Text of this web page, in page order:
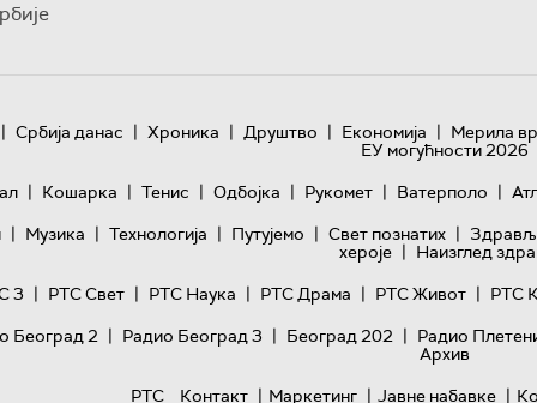
| Србија данас | Хроника | Друштво | Економија | Мерила
ЕУ могућности 2026
| Кошарка | Тенис | Одбојка | Рукомет | Ватерполо |
| Музика | Технологијa | Путујемо | Свет познатих |
хероје | Наизглед
3 | РТС Свет | РТС Наука | РТС Драма | РТС Живот | РТС
Београд 2 | Радио Београд 3 | Београд 202 | Радио
Архив
РТС
Контакт | Маркетинг | Јавне набавке |